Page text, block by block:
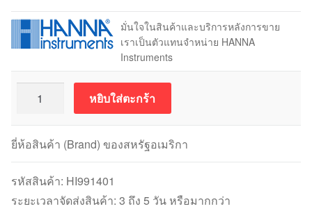
มั่นใจในสินค้าและบริการหลังการขาย
เราเป็นตัวแทนจำหน่าย HANNA
Instruments
Hanna
HI991401
เครื่อง
มือ
วัด
ค่า
หยิบใส่ตะกร้า
ยี่ห้อสินค้า (Brand) ของสหรัฐอเมริกา
รหัสสินค้า: HI991401
ระยะเวลาจัดส่งสินค้า: 3 ถึง 5 วัน หรือมากกว่า